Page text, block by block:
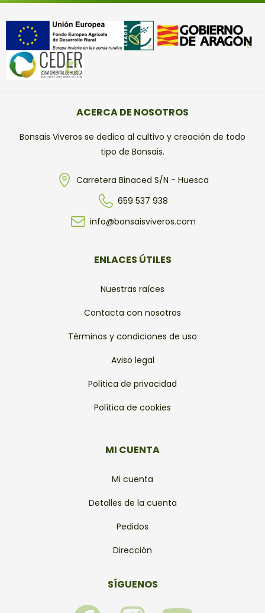
ACERCA DE NOSOTROS
Bonsais Viveros se dedica al cultivo y creación de todo
tipo de Bonsais.
Carretera Binaced S/N - Huesca
659 537 938
info@bonsaisviveros.com
ENLACES ÚTILES
Nuestras raíces
Contacta con nosotros
Términos y condiciones de uso
Aviso legal
Política de privacidad
Política de cookies
MI CUENTA
Mi cuenta
Detalles de la cuenta
Pedidos
Dirección
SÍGUENOS